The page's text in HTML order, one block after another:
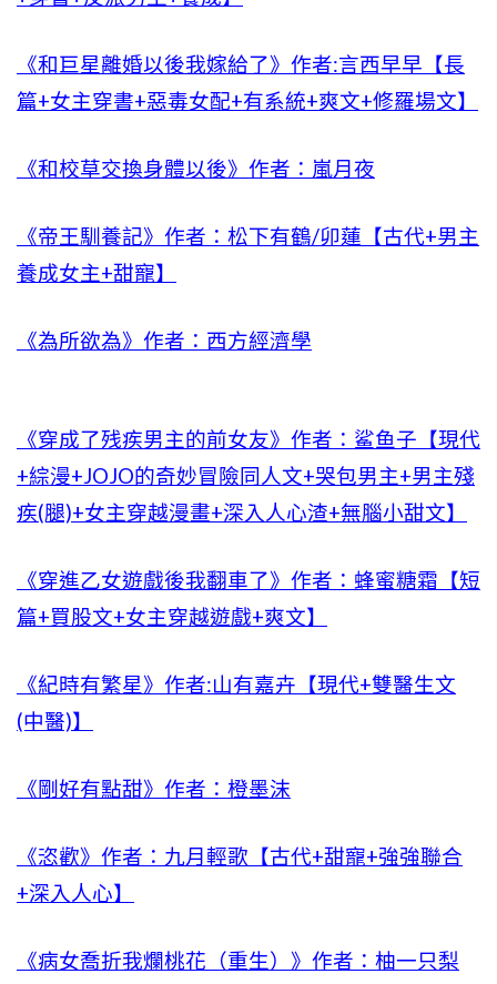
《和巨星離婚以後我嫁給了》作者:言西早早【長
篇+女主穿書+惡毒女配+有系統+爽文+修羅場文】
《和校草交換身體以後》作者：嵐月夜
《帝王馴養記》作者：松下有鶴/卯蓮【古代+男主
養成女主+甜寵】
《為所欲為》作者：西方經濟學
《穿成了残疾男主的前女友》作者：鲨鱼子【現代
+綜漫+JOJO的奇妙冒險同人文+哭包男主+男主殘
疾(腿)+女主穿越漫畫+深入人心渣+無腦小甜文】
《穿進乙女遊戲後我翻車了》作者：蜂蜜糖霜【短
篇+買股文+女主穿越遊戲+爽文】
《紀時有繁星》作者:山有嘉卉【現代+雙醫生文
(中醫)】
《剛好有點甜》作者：橙墨沫
《恣歡》作者：九月輕歌【古代+甜寵+強強聯合
+深入人心】
《病女喬折我爛桃花（重生）》作者：柚一只梨